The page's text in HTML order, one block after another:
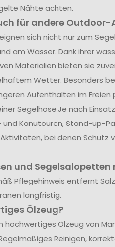
Nähte achten.
für andere
sich nicht nur zum
am Wasser. Dank ihrer
Materialien bieten sie
Wetter. Besonders
Aufenthalten im Freien
Segelhose.Je nach
Kanutouren, Stand-up-
bei denen Schutz
und Segelsalopetten
Pflegehinweis entfernt
langfristig.
Ölzeug?
hochwertiges Ölzeug von
Reinigen,